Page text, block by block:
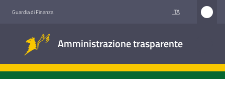
Guardia di Finanza ITA
Amministrazione trasparente
trasparente